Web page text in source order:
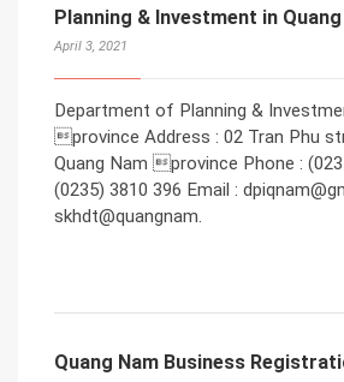
Planning & Investment in
April 3, 2021
Department of Planning &
province Address : 02 Tran Phu
Quang Nam province Phone :
(0235) 3810 396 Email :
skhdt@quangnam.
Quang Nam Business